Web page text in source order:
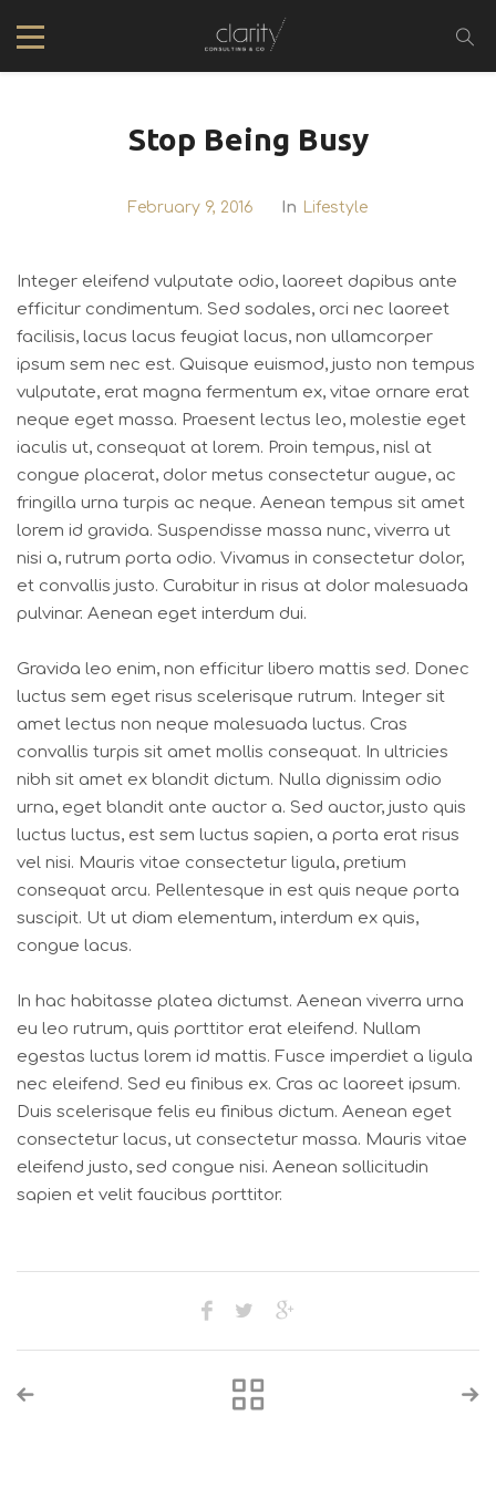
Stop Being Busy
February 9, 2016 In Lifestyle
Integer eleifend vulputate odio, laoreet dapibus ante
efficitur condimentum. Sed sodales, orci nec laoreet
facilisis, lacus lacus feugiat lacus, non ullamcorper
ipsum sem nec est. Quisque euismod, justo non tempus
vulputate, erat magna fermentum ex, vitae ornare erat
neque eget massa. Praesent lectus leo, molestie eget
iaculis ut, consequat at lorem. Proin tempus, nisl at
congue placerat, dolor metus consectetur augue, ac
fringilla urna turpis ac neque. Aenean tempus sit amet
lorem id gravida. Suspendisse massa nunc, viverra ut
nisi a, rutrum porta odio. Vivamus in consectetur dolor,
et convallis justo. Curabitur in risus at dolor malesuada
pulvinar. Aenean eget interdum dui.
Gravida leo enim, non efficitur libero mattis sed. Donec
luctus sem eget risus scelerisque rutrum. Integer sit
amet lectus non neque malesuada luctus. Cras
convallis turpis sit amet mollis consequat. In ultricies
nibh sit amet ex blandit dictum. Nulla dignissim odio
urna, eget blandit ante auctor a. Sed auctor, justo quis
luctus luctus, est sem luctus sapien, a porta erat risus
vel nisi. Mauris vitae consectetur ligula, pretium
consequat arcu. Pellentesque in est quis neque porta
suscipit. Ut ut diam elementum, interdum ex quis,
congue lacus.
In hac habitasse platea dictumst. Aenean viverra urna
eu leo rutrum, quis porttitor erat eleifend. Nullam
egestas luctus lorem id mattis. Fusce imperdiet a ligula
nec eleifend. Sed eu finibus ex. Cras ac laoreet ipsum.
Duis scelerisque felis eu finibus dictum. Aenean eget
consectetur lacus, ut consectetur massa. Mauris vitae
eleifend justo, sed congue nisi. Aenean sollicitudin
sapien et velit faucibus porttitor.